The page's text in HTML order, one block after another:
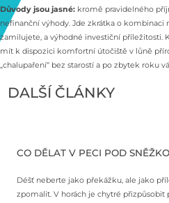
Důvody jsou jasné: kromě pravidelného
nefinanční výhody. Jde zkrátka o kombinaci
zamilujete, a výhodné investiční příležitosti.
mít k dispozici komfortní útočiště v lůně
„chalupaření“ bez starostí a po zbytek roku
DALŠÍ ČLÁNKY
CO DĚLAT V PECI POD
Déšť neberte jako překážku, ale jako
zpomalit. V horách je chytré přizpůsobit